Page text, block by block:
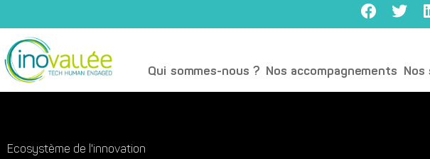
Qui sommes-nous ? Nos accompagnements
Ecosystème de l'innovation